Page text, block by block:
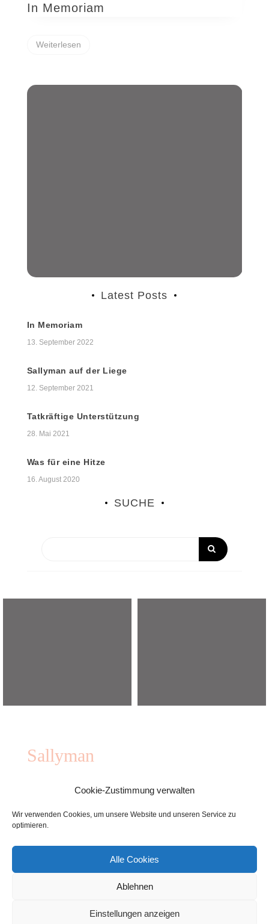
Cookie-Zustimmung verwalten
Wir verwenden Cookies, um unsere Website und unseren Service zu
optimieren.
Alle Cookies
Ablehnen
Einstellungen anzeigen
In Memoriam
Weiterlesen
Latest Posts
In Memoriam
13. September 2022
Sallyman auf der Liege
12. September 2021
Tatkräftige Unterstützung
28. Mai 2021
Was für eine Hitze
16. August 2020
SUCHE
Sallyman
WordPress theme: by :Postmagthemes